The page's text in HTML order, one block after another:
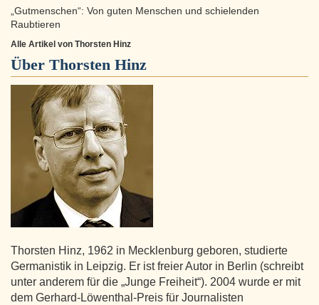
„Gutmenschen“: Von guten Menschen und schielenden
Raubtieren
Alle Artikel von Thorsten Hinz
Über Thorsten Hinz
Thorsten Hinz, 1962 in Mecklenburg geboren, studierte
Germanistik in Leipzig. Er ist freier Autor in Berlin (schreibt
unter anderem für die „Junge Freiheit“). 2004 wurde er mit
dem Gerhard-Löwenthal-Preis für Journalisten